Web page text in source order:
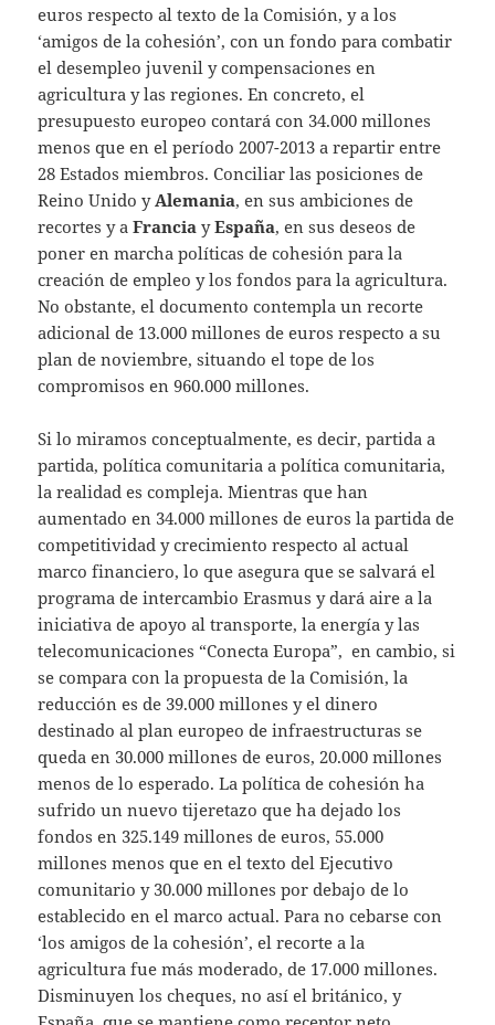
euros respecto al texto de la Comisión, y a los
‘amigos de la cohesión’, con un fondo para combatir
el desempleo juvenil y compensaciones en
agricultura y las regiones. En concreto, el
presupuesto europeo contará con 34.000 millones
menos que en el período 2007-2013 a repartir entre
28 Estados miembros. Conciliar las posiciones de
Reino Unido y Alemania, en sus ambiciones de
recortes y aFrancia yEspaña, en sus deseos de
poner en marcha políticas de cohesión para la
creación de empleo y los fondos para la agricultura.
No obstante, el documento contempla un recorte
adicional de 13.000 millones de euros respecto a su
plan de noviembre, situando el tope de los
compromisos en 960.000 millones.
Si lo miramos conceptualmente, es decir, partida a
partida, política comunitaria a política comunitaria,
la realidad es compleja. Mientras que han
aumentado en 34.000 millones de euros la partida de
competitividad y crecimiento respecto al actual
marco financiero, lo que asegura que se salvará el
programa de intercambio Erasmus y dará aire a la
iniciativa de apoyo al transporte, la energía y las
telecomunicaciones “Conecta Europa”, en cambio, si
se compara con la propuesta de la Comisión, la
reducción es de 39.000 millones y el dinero
destinado al plan europeo de infraestructuras se
queda en 30.000 millones de euros, 20.000 millones
menos de lo esperado. La política de cohesión ha
sufrido un nuevo tijeretazo que ha dejado los
fondos en 325.149 millones de euros, 55.000
millones menos que en el texto del Ejecutivo
comunitario y 30.000 millones por debajo de lo
establecido en el marco actual. Para no cebarse con
‘los amigos de la cohesión’, el recorte a la
agricultura fue más moderado, de 17.000 millones.
Disminuyen los cheques, no así el británico, y